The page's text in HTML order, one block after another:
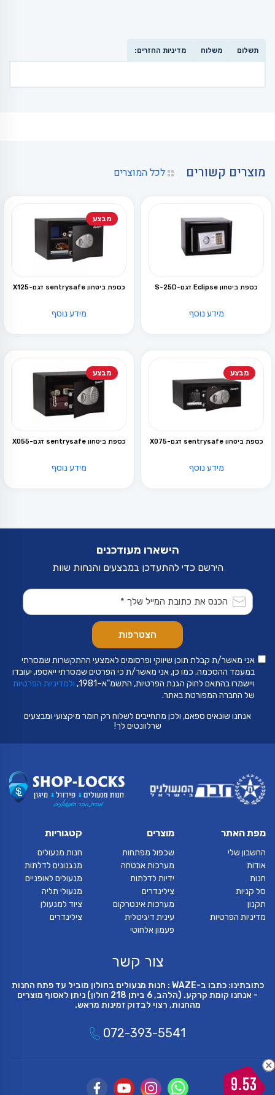
תשלום משלוח מדיניות החזרים:
מוצרים קשורים לכל המוצרים
כספת ביטחון Eclipse דגם-S-25D
מידע נוסף
מבצע
כספת ביטחון sentrysafe דגם-X125
מידע נוסף
מבצע
כספת ביטחון sentrysafe דגם-X075
מידע נוסף
מבצע
כספת ביטחון sentrysafe דגם-X055
מידע נוסף
הישארו מעודכנים
הירשם כדי להתעדכן במבצעים והנחות שוות
אני מאשר/ת קבלת תוכן שיווקי ופרסומים לאמצעי ההתקשרות שמסרתי
במעמד ההסכמה. כמו כן, אני מאשר/ת כי הפרטים שמסרתי ייאספו, יעובדו
ויישמרו בהתאם לחוק הגנת הפרטיות, התשמ"א–1981,
ולמדיניות הפרטיות
של החברה המפורטת באתר.
אנחנו שונאים ספאם, ולכן מתחייבים לשלוח רק חומר מיקצועי ומבצעים
שרלוונטים לך!
מפת האתר
החשבון שלי
אודות
חנות
סל קניות
תקנון
מדיניות הפרטיות
מוצרים
שכפול מפתחות
מערכות אבטחה
ידיות לדלתות
צילינדרים
מערכות אינטרקום
עינית דיגיטלית
פעמון אלחוטי
קטגוריות
חנות מנעולים
מנגנונים לדלתות
מנעולים לאופניים
מנעולי תליה
ציוד למנעולן
צילינדרים
צור קשר
כתובתינו: כתבו ב-WAZE : חנות מנעולים בחולון מוביל עד פתח החנות
- אנחנו קומת קרקע. (הלהב, 6 ביתן 218 חולון) ניתן לאסוף מוצרים
מהחנות, רצוי לבדוק זמינות מראש.
072-393-5541
9.53